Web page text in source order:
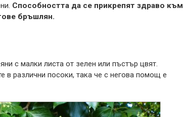
Способността да се прикрепят здраво към
бръшлян.
с малки листа от зелен или пъстър цвят.
в различни посоки, така че с негова помощ е